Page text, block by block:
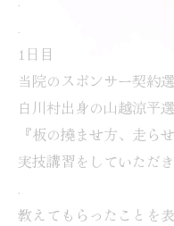
1日目
当院のスポンサー契約
白川村出身の山越涼平
『板の撓ませ方、走ら
実技講習をしていただ
教えてもらったことを表